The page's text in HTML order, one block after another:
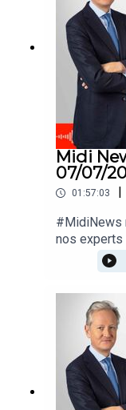
Midi
07/07/
01:57:03 |
#MidiNews
nos experts